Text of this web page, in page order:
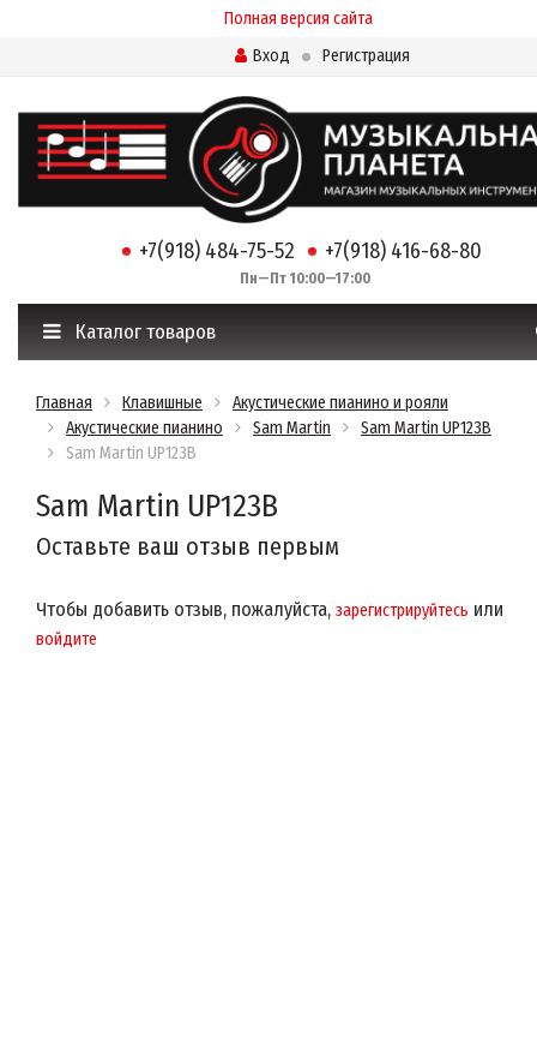
Полная версия сайта
Вход
Регистрация
+7(918) 484-75-52 +7(918) 416-68-80
Пн—Пт 10:00—17:00
Каталог товаров
Главная Клавишные
Акустические пианино и рояли
Акустические пианино
Sam Martin
Sam Martin UP123B
Sam Martin UP123B
Sam Martin UP123B
Оставьте ваш отзыв первым
Чтобы добавить отзыв, пожалуйста, зарегистрируйтесь или
войдите